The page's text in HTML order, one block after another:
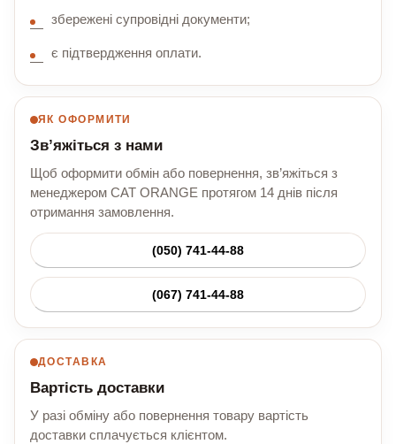
збережені супровідні документи;
є підтвердження оплати.
ЯК ОФОРМИТИ
Зв’яжіться з нами
Щоб оформити обмін або повернення, зв’яжіться з
менеджером CAT ORANGE протягом 14 днів після
отримання замовлення.
(050) 741-44-88
(067) 741-44-88
ДОСТАВКА
Вартість доставки
У разі обміну або повернення товару вартість
доставки сплачується клієнтом.